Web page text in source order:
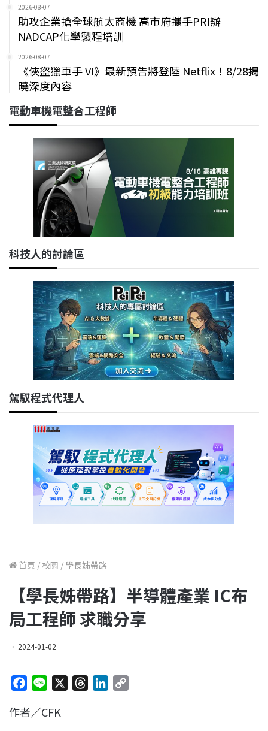
2026-08-07
助攻企業搶全球航太商機 高市府攜手PRI辦
NADCAP化學製程培訓
2026-08-07
《俠盜獵車手 VI》最新預告將登陸 Netflix！8/28揭
曉深度內容
電動車機電整合工程師
科技人的討論區
駕馭程式代理人